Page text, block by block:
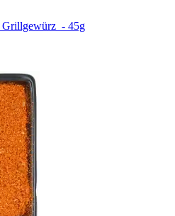
Grillgewürz - 45g